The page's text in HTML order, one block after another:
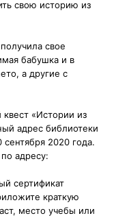
свою историю из
свое
бабушка и в
а другие с
«Истории из
адрес библиотеки
сентября 2020 года.
адресу:
сертификат
краткую
место учебы или